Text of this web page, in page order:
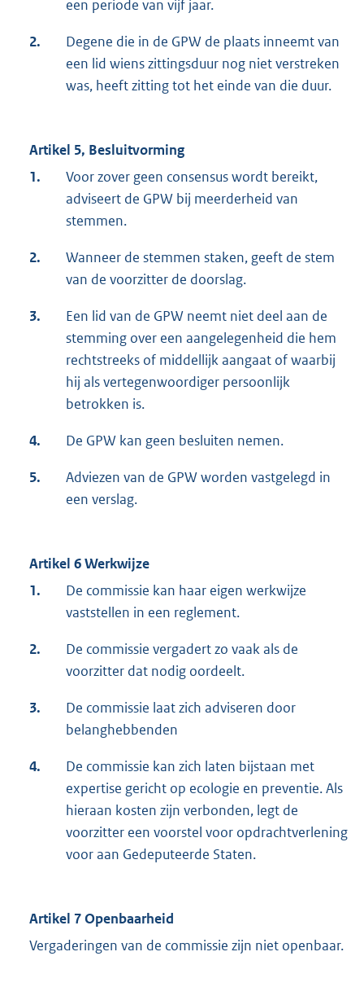
een periode van vijf jaar.
2.
Degene die in de GPW de plaats inneemt van
een lid wiens zittingsduur nog niet verstreken
was, heeft zitting tot het einde van die duur.
Artikel 5, Besluitvorming
1.
Voor zover geen consensus wordt bereikt,
adviseert de GPW bij meerderheid van
stemmen.
2.
Wanneer de stemmen staken, geeft de stem
van de voorzitter de doorslag.
3.
Een lid van de GPW neemt niet deel aan de
stemming over een aangelegenheid die hem
rechtstreeks of middellijk aangaat of waarbij
hij als vertegenwoordiger persoonlijk
betrokken is.
4. De GPW kan geen besluiten nemen.
5.
Adviezen van de GPW worden vastgelegd in
een verslag.
Artikel 6 Werkwijze
1.
De commissie kan haar eigen werkwijze
vaststellen in een reglement.
2.
De commissie vergadert zo vaak als de
voorzitter dat nodig oordeelt.
3.
De commissie laat zich adviseren door
belanghebbenden
4.
De commissie kan zich laten bijstaan met
expertise gericht op ecologie en preventie. Als
hieraan kosten zijn verbonden, legt de
voorzitter een voorstel voor opdrachtverlening
voor aan Gedeputeerde Staten.
Artikel 7 Openbaarheid
Vergaderingen van de commissie zijn niet openbaar.